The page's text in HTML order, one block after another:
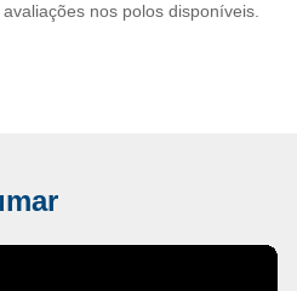
nos polos disponíveis.